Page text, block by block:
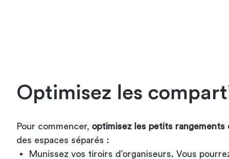
Optimisez les
Pour commencer, optimisez les petits rangements
des espaces séparés :
Munissez vos tiroirs d’organiseurs. Vous